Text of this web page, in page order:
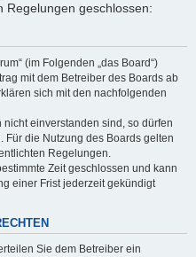
Regelungen geschlossen:
(im Folgenden „das Board“)
mit dem Betreiber des Boards ab
sich mit den nachfolgenden
einverstanden sind, so dürfen
Für die Nutzung des Boards gelten
Regelungen.
Zeit geschlossen und kann
einer Frist jederzeit gekündigt
Sie dem Betreiber ein